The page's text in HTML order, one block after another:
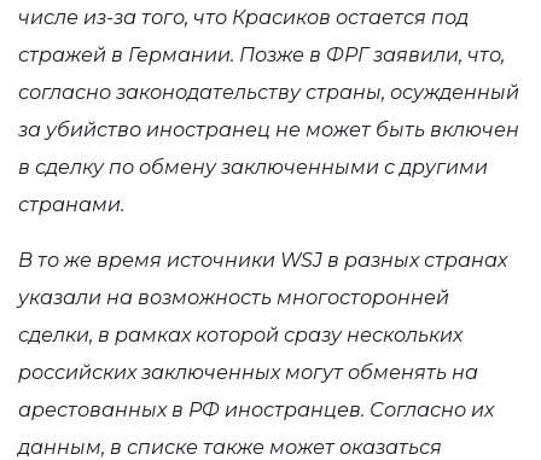
числе из-за того, что Красиков остается под
стражей в Германии. Позже в ФРГ заявили, что,
согласно законодательству страны, осужденный
за убийство иностранец не может быть включен
в сделку по обмену заключенными с другими
странами.
В то же время источники WSJ в разных странах
указали на возможность многосторонней
сделки, в рамках которой сразу нескольких
российских заключенных могут обменять на
арестованных в РФ иностранцев. Согласно их
данным, в списке также может оказаться